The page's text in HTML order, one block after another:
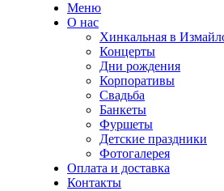
Меню
О нас
Хинкальная в
Концерты
Дни рождения
Корпоративы
Свадьба
Банкеты
Фуршеты
Детские праздники
Фотогалерея
Оплата и доставка
Контакты